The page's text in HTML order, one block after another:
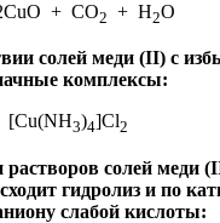
+ CO2 + H2O
солей меди (II) с
комплексы:
3)4]Cl2
солей меди
гидролиз и по
слабой кислоты: